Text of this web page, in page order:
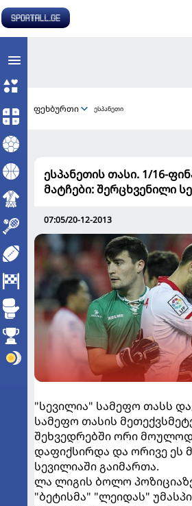
ფეხბურთი ესპანეთი
ესპანეთის თასი. 1/16-
მატჩები: შერცხვენილი
07:05/20-12-2013
"სევილია" სამეფო თასს
სამეფო თასის
შეხვედრებში ორი
დაფიქსირდა და ორივე ეს
სევილიაში გაიმართა.
ლა ლიგის ბოლო
"ბეტისმა" "ლეიდას"